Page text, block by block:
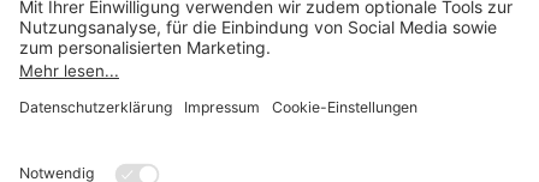
Barrierefreiheit
Inhaltsverzeichnis